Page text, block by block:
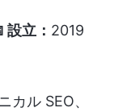
設立： 2019
カル SEO、